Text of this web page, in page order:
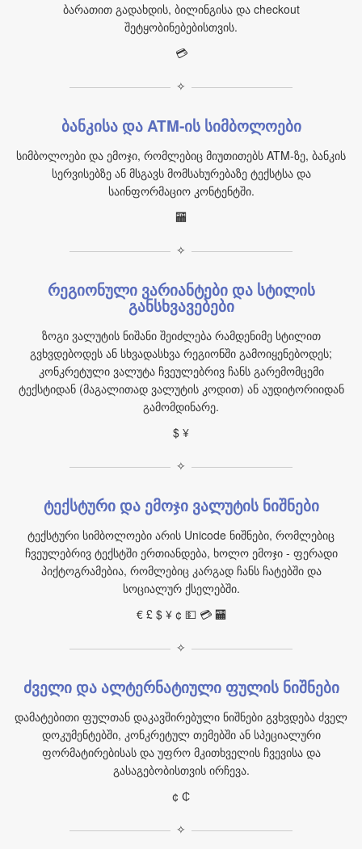
ბარათით გადახდის, ბილინგისა და checkout
შეტყობინებებისთვის.
💳
✧
ბანკისა და ATM‑ის სიმბოლოები
სიმბოლოები და ემოჯი, რომლებიც მიუთითებს ATM‑ზე, ბანკის
სერვისებზე ან მსგავს მომსახურებაზე ტექსტსა და
საინფორმაციო კონტენტში.
🏧
✧
რეგიონული ვარიანტები და სტილის
განსხვავებები
ზოგი ვალუტის ნიშანი შეიძლება რამდენიმე სტილით
გვხვდებოდეს ან სხვადასხვა რეგიონში გამოიყენებოდეს;
კონკრეტული ვალუტა ჩვეულებრივ ჩანს გარემომცემი
ტექსტიდან (მაგალითად ვალუტის კოდით) ან აუდიტორიიდან
გამომდინარე.
$ ¥
✧
ტექსტური და ემოჯი ვალუტის ნიშნები
ტექსტური სიმბოლოები არის Unicode ნიშნები, რომლებიც
ჩვეულებრივ ტექსტში ერთიანდება, ხოლო ემოჯი ‑ ფერადი
პიქტოგრამებია, რომლებიც კარგად ჩანს ჩატებში და
სოციალურ ქსელებში.
€ £ $ ¥ ¢ 💵 💳 🏧
✧
ძველი და ალტერნატიული ფულის ნიშნები
დამატებითი ფულთან დაკავშირებული ნიშნები გვხვდება ძველ
დოკუმენტებში, კონკრეტულ თემებში ან სპეციალური
ფორმატირებისას და უფრო მკითხველის ჩვევისა და
გასაგებობისთვის ირჩევა.
¢ ₵
✧